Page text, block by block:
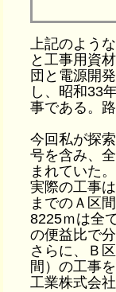
上記のよう
と工事用資
団と電源開
し、昭和33
事である。路
今回私が探
号を含み、
まれていた。
実際の工事
までのＡ区
8225ｍは全
の便益比で
さらに、Ｂ
間）の工事
工業株式会